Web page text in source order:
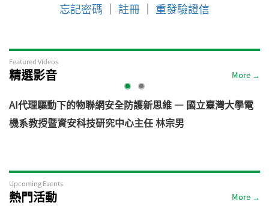
忘記密碼 ｜ 註冊 ｜ 重發驗證信
Featured Videos
精選影音 More →
AI代理驅動下的物聯網安全防護新思維 — 國立臺灣大學電
機系教授暨資安科技研究中心主任 林宗男
Upcoming Events
熱門活動 More →